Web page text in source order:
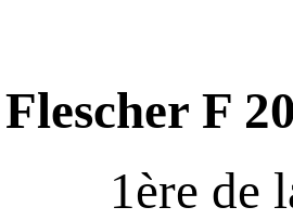
Flescher F
1ère de